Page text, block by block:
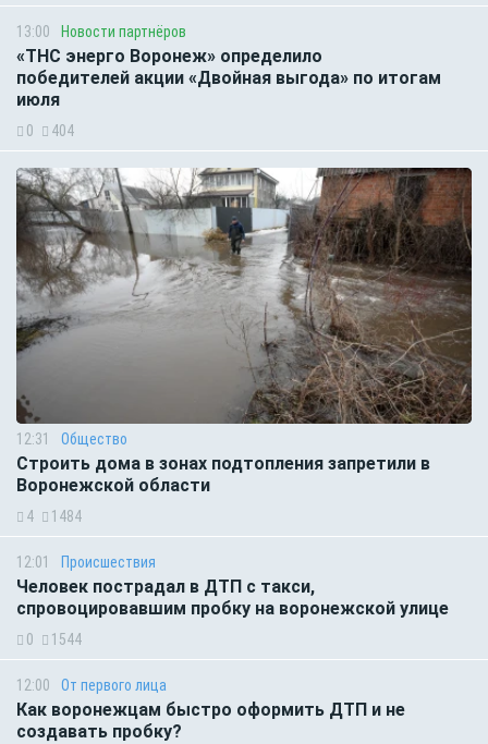
13:00 Новости партнёров
«ТНС энерго Воронеж» определило
победителей акции «Двойная выгода» по итогам
июля
0 404
12:31 Общество
Строить дома в зонах подтопления запретили в
Воронежской области
4 1484
12:01 Происшествия
Человек пострадал в ДТП с такси,
спровоцировавшим пробку на воронежской улице
0 1544
12:00 От первого лица
Как воронежцам быстро оформить ДТП и не
создавать пробку?